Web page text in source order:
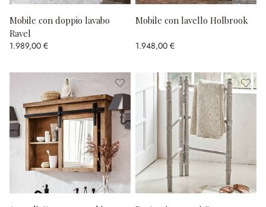
Mobile con doppio lavabo
Ravel
1.989,00 €
Mobile con lavello Holbrook
1.948,00 €